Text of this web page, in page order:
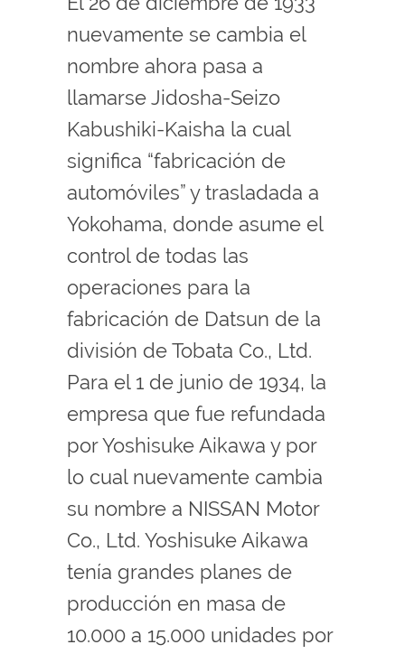
nuevamente se cambia el
nombre ahora pasa a
llamarse Jidosha-Seizo
Kabushiki-Kaisha la cual
significa “fabricación de
automóviles” y trasladada a
Yokohama, donde asume el
control de todas las
operaciones para la
fabricación de Datsun de la
división de Tobata Co., Ltd.
Para el 1 de junio de 1934, la
empresa que fue refundada
por Yoshisuke Aikawa y por
lo cual nuevamente cambia
su nombre a NISSAN Motor
Co., Ltd. Yoshisuke Aikawa
tenía grandes planes de
producción en masa de
10.000 a 15.000 unidades por